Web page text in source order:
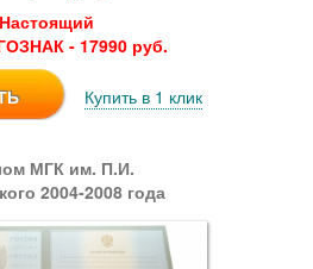
Настоящий
- 17990 руб.
Купить в 1 клик
МГК им. П.И.
2004-2008 года